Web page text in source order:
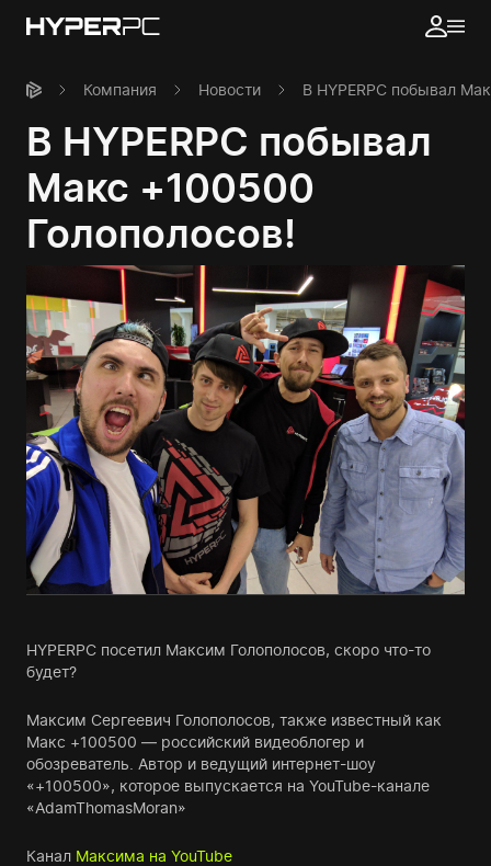
Компания Новости В HYPERPC побывал
В HYPERPC побывал
Макс +100500
Голополосов!
HYPERPC посетил Максим Голополосов, скоро что-то
будет?
Максим Сергеевич Голополосов, также известный как
Макс +100500 — российский видеоблогер и
обозреватель. Автор и ведущий интернет-шоу
«+100500», которое выпускается на YouTube-канале
«AdamThomasMoran»
Канал Максима на YouTube